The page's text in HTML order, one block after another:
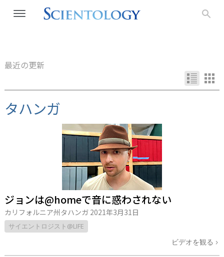
最近の更新
タハンガ
ジョンは@homeで音に惑わされない
カリフォルニア州タハンガ 2021年3月31日
サイエントロジスト@LIFE
ビデオを観る